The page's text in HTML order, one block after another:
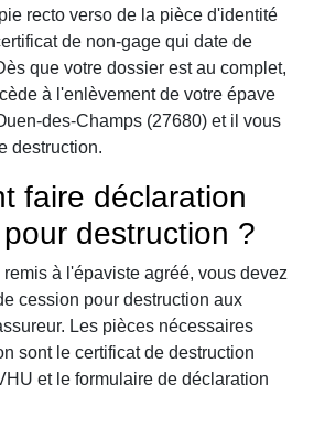
recto verso de la pièce d'identité
de non-gage qui date de
que votre dossier est au complet,
à l'enlèvement de votre épave
des-Champs (27680) et il vous
destruction.
faire déclaration
destruction ?
à l'épaviste agréé, vous devez
cession pour destruction aux
Les pièces nécessaires
sont le certificat de destruction
et le formulaire de déclaration